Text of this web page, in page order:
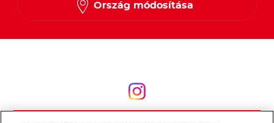
Ország módosítása
Kövessen